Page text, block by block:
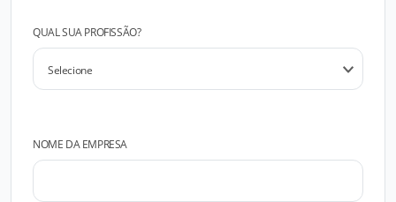
QUAL SUA PROFISSÃO?
NOME DA EMPRESA